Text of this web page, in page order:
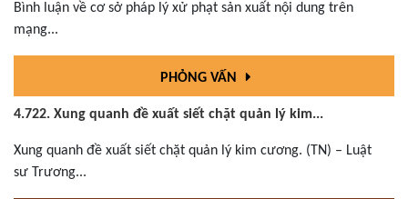
Bình luận về cơ sở pháp lý xử phạt sản xuất nội dung trên
mạng...
PHỎNG VẤN
4.722. Xung quanh đề xuất siết chặt quản lý kim...
Xung quanh đề xuất siết chặt quản lý kim cương. (TN) – Luật
sư Trương...